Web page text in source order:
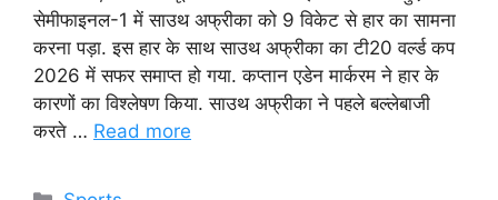
सेमीफाइनल-1 में साउथ अफ्रीका को 9 विकेट से हार का सामना
करना पड़ा. इस हार के साथ साउथ अफ्रीका का टी20 वर्ल्ड कप
2026 में सफर समाप्त हो गया. कप्तान एडेन मार्करम ने हार के
कारणों का विश्लेषण किया. साउथ अफ्रीका ने पहले बल्लेबाजी
करते … Read more